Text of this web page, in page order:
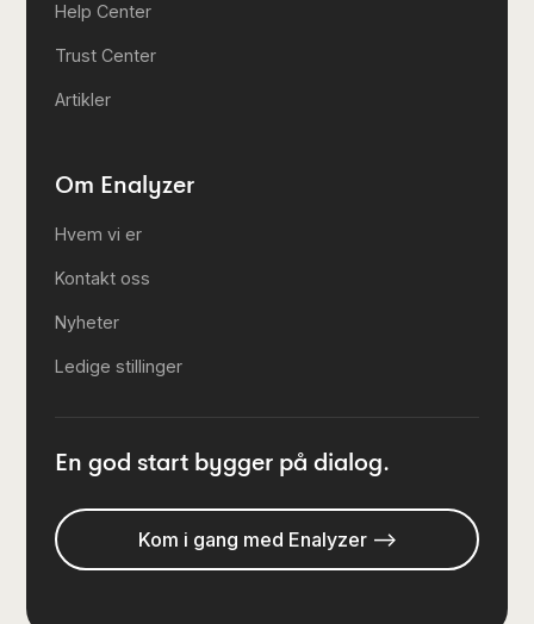
Help Center
Trust Center
Artikler
Om Enalyzer
Hvem vi er
Kontakt oss
Nyheter
Ledige stillinger
En god start bygger på dialog.
Kom i gang med Enalyzer -->